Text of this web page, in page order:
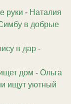
руки - Наталия
в добрые
в дар -
дом - Ольга
ищут уютный